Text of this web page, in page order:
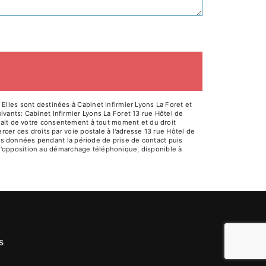
sont destinées à Cabinet Infirmier Lyons La Foret et
Cabinet Infirmier Lyons La Foret 13 rue Hôtel de
de votre consentement à tout moment et du droit
ces droits par voie postale à l'adresse 13 rue Hôtel de
données pendant la période de prise de contact puis
au démarchage téléphonique, disponible à